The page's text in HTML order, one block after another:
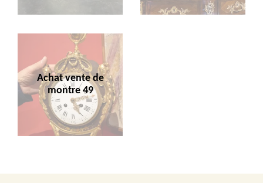
Achat vente de
montre 49